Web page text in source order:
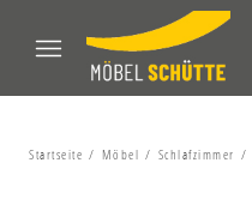
Startseite Möbel Schlafzimmer